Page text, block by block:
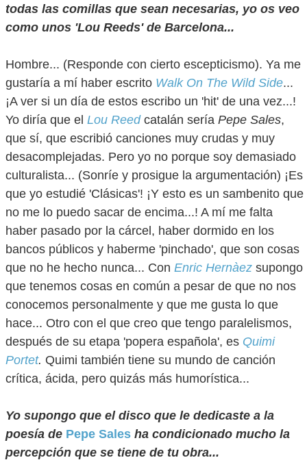
todas las comillas que sean necesarias, yo os veo
como unos 'Lou Reeds' de Barcelona...
Hombre... (Responde con cierto escepticismo). Ya me
gustaría a mí haber escrito Walk On The Wild Side...
¡A ver si un día de estos escribo un 'hit' de una vez...!
Yo diría que el Lou Reedcatalán sería Pepe Sales,
que sí, que escribió canciones muy crudas y muy
desacomplejadas. Pero yo no porque soy demasiado
culturalista... (Sonríe y prosigue la argumentación) ¡Es
que yo estudié 'Clásicas'! ¡Y esto es un sambenito que
no me lo puedo sacar de encima...! A mí me falta
haber pasado por la cárcel, haber dormido en los
bancos públicos y haberme 'pinchado', que son cosas
que no he hecho nunca... Con Enric Hernàez supongo
que tenemos cosas en común a pesar de que no nos
conocemos personalmente y que me gusta lo que
hace... Otro con el que creo que tengo paralelismos,
después de su etapa 'popera española', es Quimi
Portet. Quimi también tiene su mundo de canción
crítica, ácida, pero quizás más humorística...
Yo supongo que el disco que le dedicaste a la
poesía de Pepe Sales ha condicionado mucho la
percepción que se tiene de tu obra...